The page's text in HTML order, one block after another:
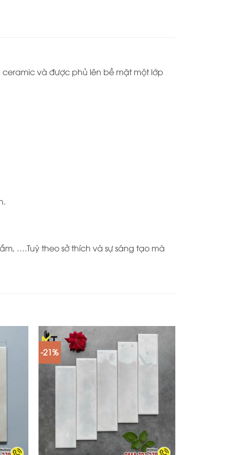
và được phủ lên bề mặt một lớp
….Tuỳ theo sở thích và sự sáng tạo mà
-21%